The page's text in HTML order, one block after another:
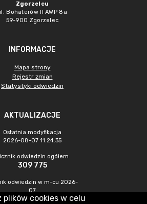
Zgorzelcu
Bohaterów II AWP 8a
59-900 Zgorzelec
INFORMACJE
Mapa strony
Rejestr zmian
Statystyki odwiedzin
AKTUALIZACJE
Ostatnia modyfikacja
2026-08-07 11:24:35
odwiedzin ogółem
309 775
odwiedzin w m-cu 2026-
07
473
cookies w celu